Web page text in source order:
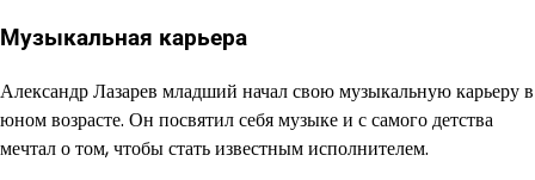
Музыкальная карьера
Александр Лазарев младший начал свою музыкальную карьеру в
юном возрасте. Он посвятил себя музыке и с самого детства
мечтал о том, чтобы стать известным исполнителем.